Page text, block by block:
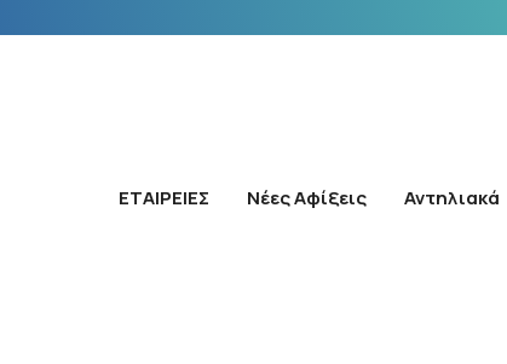
ΕΤΑΙΡΕΙΕΣ Νέες Αφίξεις Αντηλιακά